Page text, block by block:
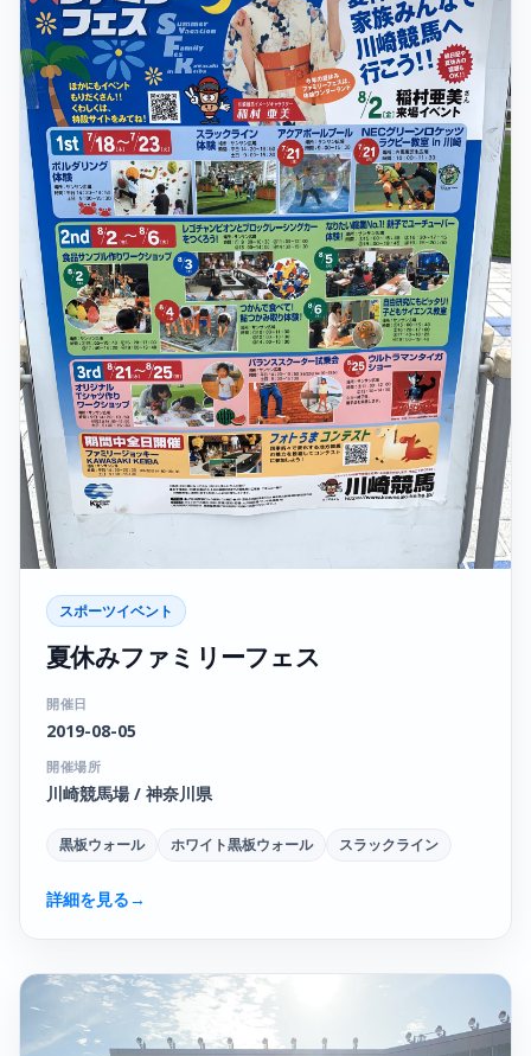
スポーツイベント
夏休みファミリーフェス
開催日
2019-08-05
開催場所
川崎競馬場 / 神奈川県
黒板ウォール ホワイト黒板ウォール スラックライン
詳細を見る→